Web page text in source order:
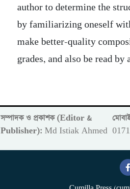
author to determine the
by familiarizing oneself
make better-quality
grades, and also be read by
সম্পাদক ও প্রকাশক (Editor &
Publisher): Md Istiak Ahmed